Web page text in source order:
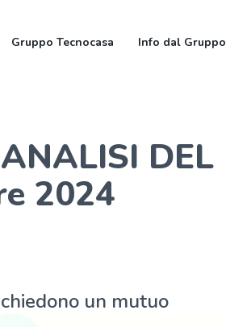
Gruppo Tecnocasa Info dal Gruppo
DEL
2024
un mutuo